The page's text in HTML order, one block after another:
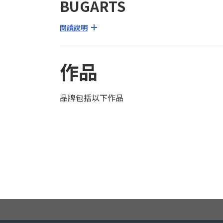
BUGARTS
閱讀說明
作品
品牌包括以下作品